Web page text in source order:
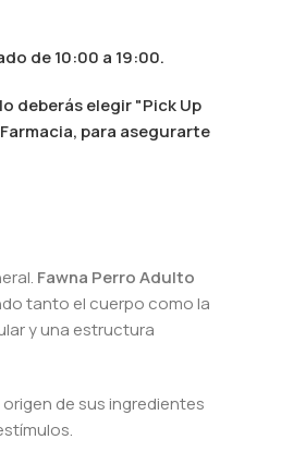
de 10:00 a 19:00.
deberás elegir "Pick Up
para asegurarte
Fawna Perro Adulto
tanto el cuerpo como la
y una estructura
de sus ingredientes